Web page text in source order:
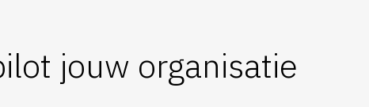
jouw organisatie